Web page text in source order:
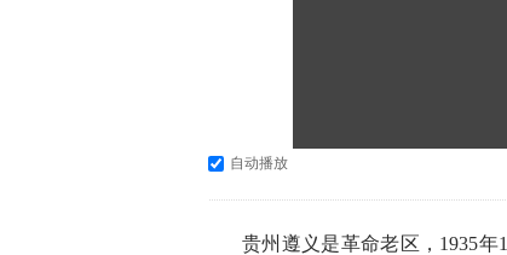
自动播放
贵州遵义是革命老区，1935